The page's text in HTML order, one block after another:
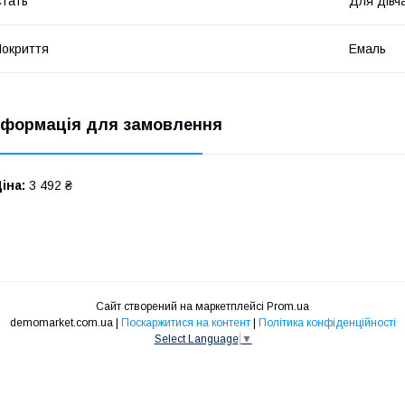
Емаль
для замовлення
3 492 ₴
Сайт створений на маркетплейсі Prom.ua
demomarket.com.ua | Поскаржитися на контент | Політика конфіденційності
Select Language ▼